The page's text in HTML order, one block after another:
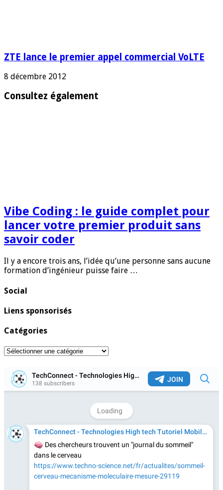
ZTE lance le premier appel commercial VoLTE
8 décembre 2012
Consultez également
Vibe Coding : le guide complet pour
lancer votre premier produit sans
savoir coder
Il y a encore trois ans, l’idée qu’une personne sans aucune
formation d’ingénieur puisse faire …
Social
Liens sponsorisés
Catégories
Catégories